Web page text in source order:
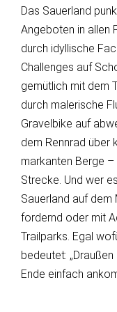
Das Sauerland
Angeboten in allen
durch idyllische
Challenges auf
gemütlich mit dem
durch malerische
Gravelbike auf
dem Rennrad über
markanten Berge
Strecke. Und wer
Sauerland auf
fordernd oder mit
Trailparks. Egal
bedeutet:
Ende einfach